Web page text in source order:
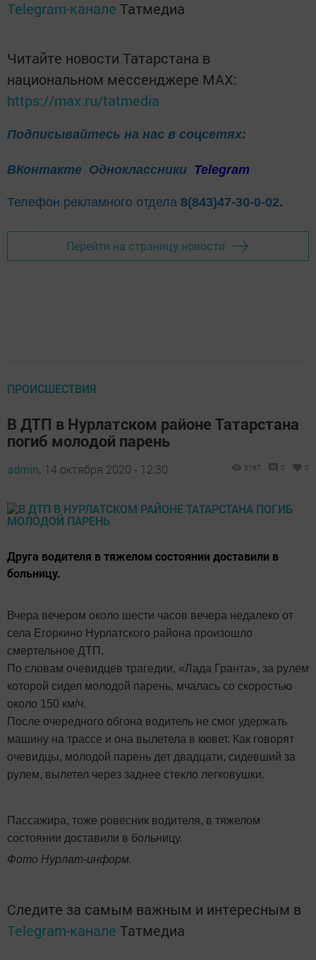
Telegram-канале Татмедиа
Читайте новости Татарстана в
национальном мессенджере MАХ:
https://max.ru/tatmedia
Подписывайтесь на нас в соцсетях:
ВКонтакте Одноклассники Telegram
Телефон рекламного отдела 8(843)47-30-0-02.
Перейти на страницу новости
ПРОИСШЕСТВИЯ
В ДТП в Нурлатском районе Татарстана
погиб молодой парень
admin, 14 октября 2020 - 12:30 3167 0 0
Друга водителя в тяжелом состоянии доставили в
больницу.
Вчера вечером около шести часов вечера недалеко от
села Егоркино Нурлатского района произошло
смертельное ДТП.
По словам очевидцев трагедии, «Лада Гранта», за рулем
которой сидел молодой парень, мчалась со скоростью
около 150 км/ч.
После очередного обгона водитель не смог удержать
машину на трассе и она вылетела в кювет. Как говорят
очевидцы, молодой парень дет двадцати, сидевший за
рулем, вылетел через заднее стекло легковушки.
Пассажира, тоже ровесник водителя, в тяжелом
состоянии доставили в больницу.
Фото Нурлат-информ.
Следите за самым важным и интересным в
Telegram-канале Татмедиа